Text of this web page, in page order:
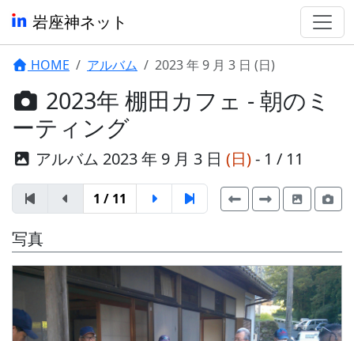
岩座神ネット
HOME アルバム 2023 年 9 月 3 日 (日)
2023年 棚田カフェ - 朝のミ
ーティング
アルバム 2023 年 9 月 3 日 (日)- 1 / 11
1 / 11
写真